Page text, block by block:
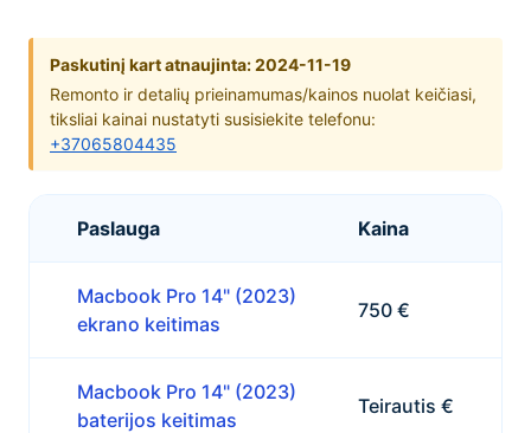
Paskutinį kart atnaujinta: 2024-11-19
Remonto ir detalių prieinamumas/kainos nuolat keičiasi,
tiksliai kainai nustatyti susisiekite telefonu:
+37065804435
Paslauga Kaina
Macbook Pro 14" (2023)
ekrano keitimas
750 €
Macbook Pro 14" (2023)
baterijos keitimas
Teirautis €